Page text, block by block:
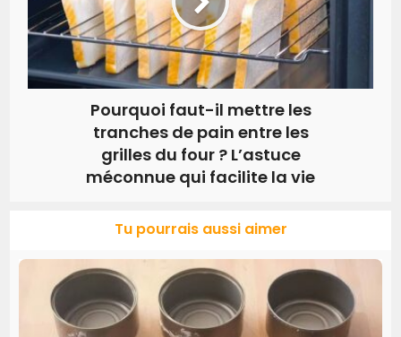
Pourquoi faut-il mettre les
tranches de pain entre les
grilles du four ? L’astuce
méconnue qui facilite la vie
Tu pourrais aussi aimer